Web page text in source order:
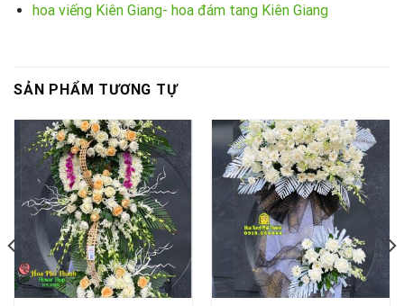
hoa viếng Kiên Giang- hoa đám tang Kiên Giang
SẢN PHẨM TƯƠNG TỰ